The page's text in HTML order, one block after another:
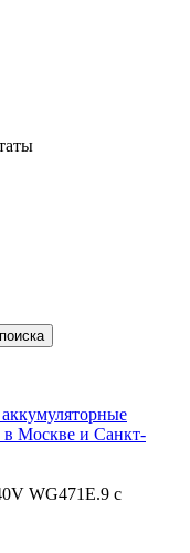
в Москве и Санкт-
WG471E.9 с